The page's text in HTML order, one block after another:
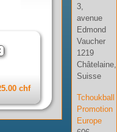
chf
3,
avenue
Edmond
Vaucher
1219
Châtelaine,
Suisse
Tchoukball
Promotion
Europe